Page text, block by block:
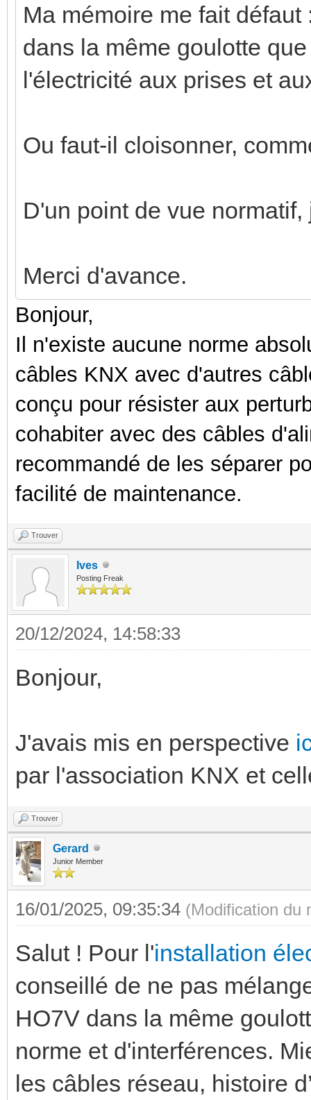
Ma mémoire me fait
dans la même goulotte
l'électricité aux prises et
Ou faut-il cloisonner,
D'un point de vue normatif,
Merci d'avance.
Bonjour,
Il n'existe aucune norme
câbles KNX avec d'autres
conçu pour résister aux
cohabiter avec des câbles
recommandé de les séparer
facilité de maintenance.
Trouver
Ives
Posting Freak
20/12/2024, 14:58:33
Bonjour,
J'avais mis en perspective
par l'association KNX et
Trouver
Gerard
Junior Member
16/01/2025, 09:35:34 (Modification du
Salut ! Pour l'installation
conseillé de ne pas
HO7V dans la même
norme et d'interférences.
les câbles réseau, histoire